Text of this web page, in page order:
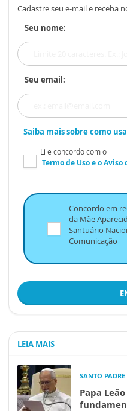
Cadastre seu e-mail e receba
Seu nome:
Seu email:
Saiba mais sobre como
Li e concordo com o
Termo de Usoe oAviso
Concordo em
da Mãe
Santuário
Comunicação
LEIA MAIS
SANTO PADRE
Papa